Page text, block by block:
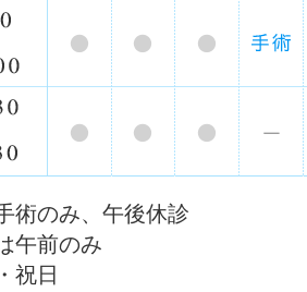
術のみ、午後休診
午前のみ
祝日